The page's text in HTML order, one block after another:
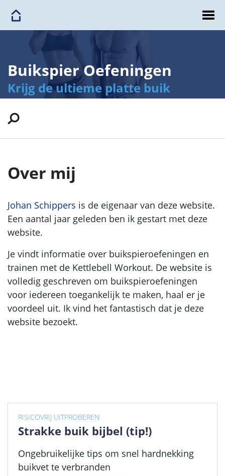
Buikspier Oefeningen
Krijg de ultieme platte buik
Over mij
Johan Schippers is de eigenaar van deze website.
Een aantal jaar geleden ben ik gestart met deze
website.
Je vindt informatie over buikspieroefeningen en
trainen met de Kettlebell Workout. De website is
volledig geschreven om buikspieroefeningen
voor iedereen toegankelijk te maken, haal er je
voordeel uit. Ik vind het fantastisch dat je deze
website bezoekt.
RISICOVRIJ UITPROBEREN
Strakke buik bijbel (tip!)
Ongebruikelijke tips om snel hardnekking
buikvet te verbranden